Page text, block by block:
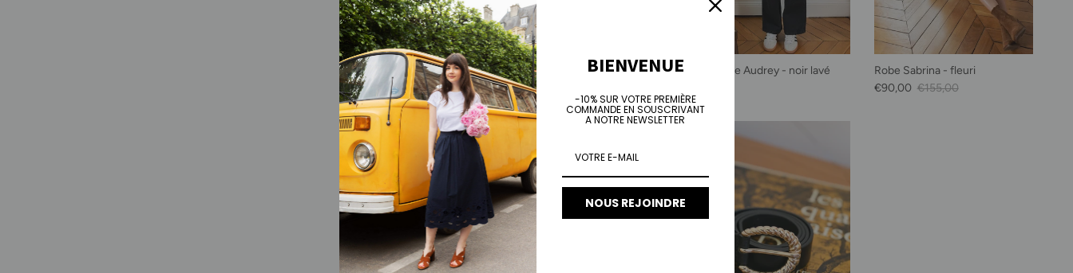
Jean wide Audrey - noir lavé
Robe Sabrina - fleuri
Prix soldé
€90,00 Prix habituel
€155,00
BIENVENUE
-10% SUR VOTRE PREMIÈRE
COMMANDE EN SOUSCRIVANT
A NOTRE NEWSLETTER
NOUS REJOINDRE